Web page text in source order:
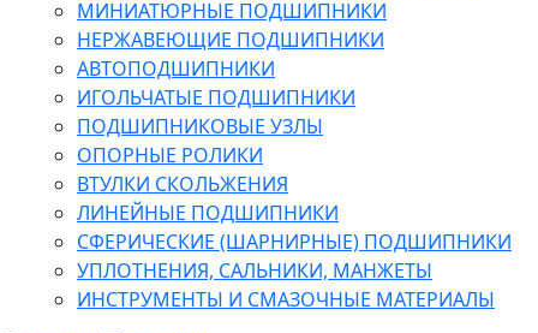
МИНИАТЮРНЫЕ ПОДШИПНИКИ
НЕРЖАВЕЮЩИЕ ПОДШИПНИКИ
АВТОПОДШИПНИКИ
ИГОЛЬЧАТЫЕ ПОДШИПНИКИ
ПОДШИПНИКОВЫЕ УЗЛЫ
ОПОРНЫЕ РОЛИКИ
ВТУЛКИ СКОЛЬЖЕНИЯ
ЛИНЕЙНЫЕ ПОДШИПНИКИ
СФЕРИЧЕСКИЕ (ШАРНИРНЫЕ) ПОДШИПНИКИ
УПЛОТНЕНИЯ, САЛЬНИКИ, МАНЖЕТЫ
ИНСТРУМЕНТЫ И СМАЗОЧНЫЕ МАТЕРИАЛЫ